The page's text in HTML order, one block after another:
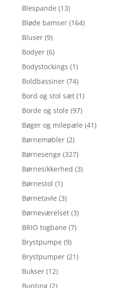
Blespande (13)
Bløde bamser (164)
Bluser (9)
Bodyer (6)
Bodystockings (1)
Boldbassiner (74)
Bord og stol sæt (1)
Borde og stole (97)
Bøger og milepæle (41)
Børnemøbler (2)
Børnesenge (327)
Børnesikkerhed (3)
Børnestol (1)
Børnetavle (3)
Børneværelset (3)
BRIO togbane (7)
Brystpumpe (9)
Brystpumper (21)
Bukser (12)
Bunting (2)